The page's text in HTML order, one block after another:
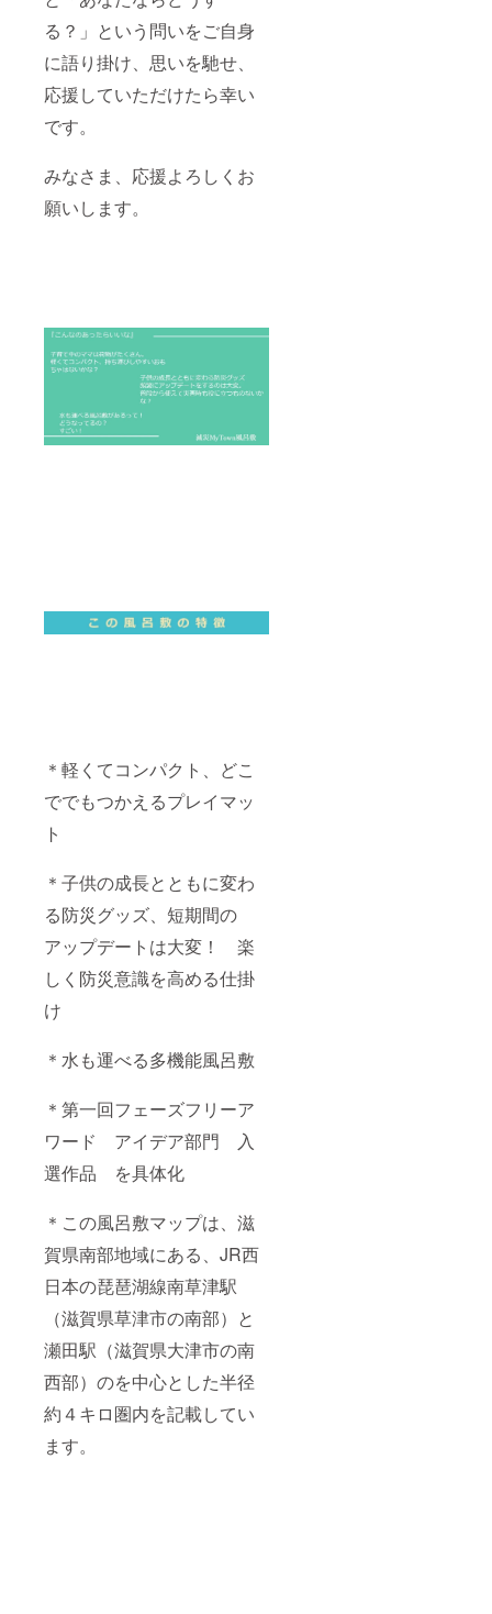
る？」という問いをご自身
に語り掛け、思いを馳せ、
応援していただけたら幸い
です。
みなさま、応援よろしくお
願いします。
＊軽くてコンパクト、どこ
ででもつかえるプレイマッ
ト
＊子供の成長とともに変わ
る防災グッズ、短期間の
アップデートは大変！ 楽
しく防災意識を高める仕掛
け
＊水も運べる多機能風呂敷
＊第一回フェーズフリーア
ワード アイデア部門 入
選作品 を具体化
＊この風呂敷マップは、滋
賀県南部地域にある、JR西
日本の琵琶湖線南草津駅
（滋賀県草津市の南部）と
瀬田駅（滋賀県大津市の南
西部）のを中心とした半径
約４キロ圏内を記載してい
ます。